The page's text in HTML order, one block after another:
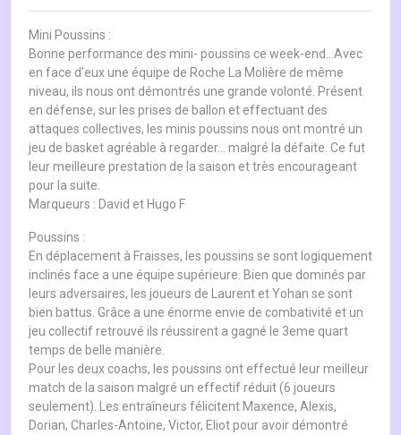
Mini Poussins :
Bonne performance des mini- poussins ce week-end…Avec
en face d’eux une équipe de Roche La Molière de même
niveau, ils nous ont démontrés une grande volonté. Présent
en défense, sur les prises de ballon et effectuant des
attaques collectives, les minis poussins nous ont montré un
jeu de basket agréable à regarder… malgré la défaite. Ce fut
leur meilleure prestation de la saison et très encourageant
pour la suite.
Marqueurs : David et Hugo F
Poussins :
En déplacement à Fraisses, les poussins se sont logiquement
inclinés face a une équipe supérieure. Bien que dominés par
leurs adversaires, les joueurs de Laurent et Yohan se sont
bien battus. Grâce a une énorme envie de combativité et un
jeu collectif retrouvé ils réussirent a gagné le 3eme quart
temps de belle manière.
Pour les deux coachs, les poussins ont effectué leur meilleur
match de la saison malgré un effectif réduit (6 joueurs
seulement). Les entraîneurs félicitent Maxence, Alexis,
Dorian, Charles-Antoine, Victor, Eliot pour avoir démontré